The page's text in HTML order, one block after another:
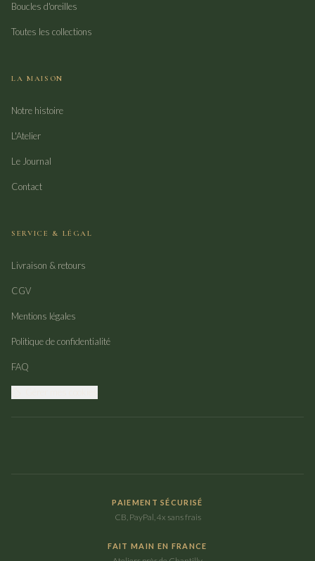
Boucles d'oreilles
Toutes les collections
LA MAISON
Notre histoire
L'Atelier
Le Journal
Contact
SERVICE & LÉGAL
Livraison & retours
CGV
Mentions légales
Politique de confidentialité
FAQ
PAIEMENT SÉCURISÉ
CB, PayPal, 4x sans frais
FAIT MAIN EN FRANCE